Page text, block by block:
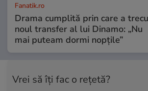
Fanatik.ro
Drama cumplită prin care a
noul transfer al lui Dinamo: „Nu
mai puteam dormi nopțile”
Vrei să îți fac o rețetă?